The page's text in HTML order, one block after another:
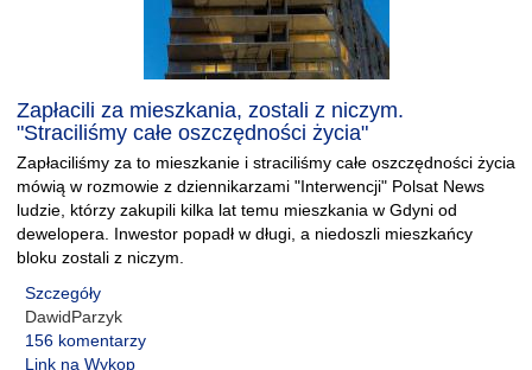
Zapłacili za mieszkania, zostali z niczym.
"Straciliśmy całe oszczędności życia"
Zapłaciliśmy za to mieszkanie i straciliśmy całe oszczędności życia
mówią w rozmowie z dziennikarzami "Interwencji" Polsat News
ludzie, którzy zakupili kilka lat temu mieszkania w Gdyni od
dewelopera. Inwestor popadł w długi, a niedoszli mieszkańcy
bloku zostali z niczym.
Szczegóły
DawidParzyk
156 komentarzy
Link na Wykop